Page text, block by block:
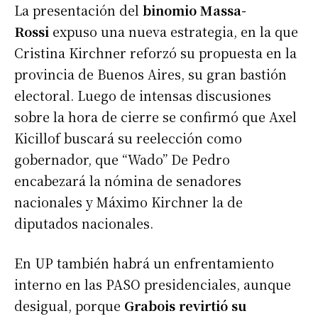
La presentación del binomio Massa-
Rossi expuso una nueva estrategia, en la que
Cristina Kirchner reforzó su propuesta en la
provincia de Buenos Aires, su gran bastión
electoral. Luego de intensas discusiones
sobre la hora de cierre se confirmó que Axel
Kicillof buscará su reelección como
gobernador, que “Wado” De Pedro
encabezará la nómina de senadores
nacionales y Máximo Kirchner la de
diputados nacionales.
En UP también habrá un enfrentamiento
interno en las PASO presidenciales, aunque
desigual, porque Grabois revirtió su